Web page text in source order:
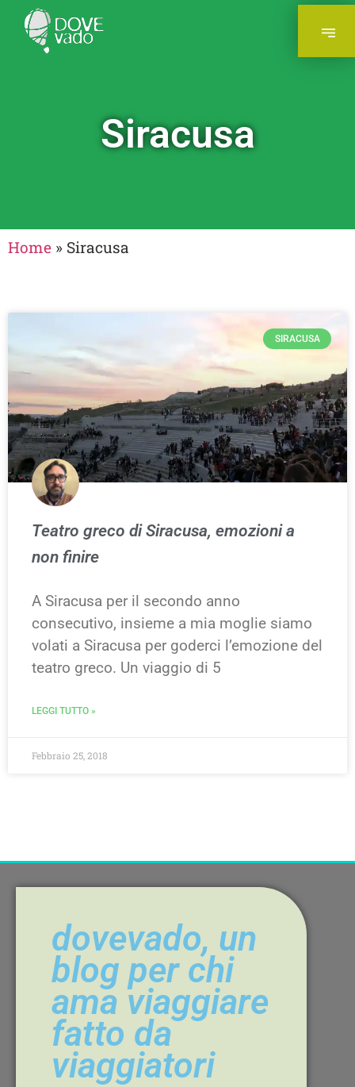
Siracusa
Home » Siracusa
SIRACUSA
Teatro greco di Siracusa, emozioni a
non finire
A Siracusa per il secondo anno
consecutivo, insieme a mia moglie siamo
volati a Siracusa per goderci l’emozione del
teatro greco. Un viaggio di 5
LEGGI TUTTO »
Febbraio 25, 2018
dovevado, un
blog per chi
ama viaggiare
fatto da
viaggiatori